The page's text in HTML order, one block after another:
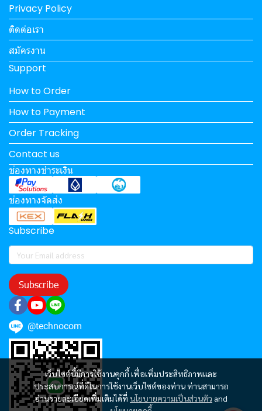
เว็บไซต์นี้มีการใช้งานคุกกี้ เพื่อเพิ่มประสิทธิภาพและ
ประสบการณ์ที่ดีในการใช้งานเว็บไซต์ของท่าน ท่านสามารถ
อ่านรายละเอียดเพิ่มเติมได้ที่ นโยบายความเป็นส่วนตัว and
Privacy Policy
ติดต่อเรา
สมัครงาน
Support
How to Order
How to Payment
Order Tracking
Contact us
ช่องทางชำระเงิน
ช่องทางจัดส่ง
Subscribe
Subscribe
@technocom